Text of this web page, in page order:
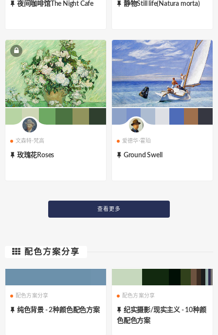
夜间咖啡馆The Night Cafe 静物Still life(Natura morta)
文森特·梵高
玫瑰花Roses
爱德华·霍珀
Ground Swell
查看更多
配色方案分享
配色方案分享
纯色背景 - 2种颜色配色方案
配色方案分享
纪实摄影/现实主义 - 10种颜
色配色方案